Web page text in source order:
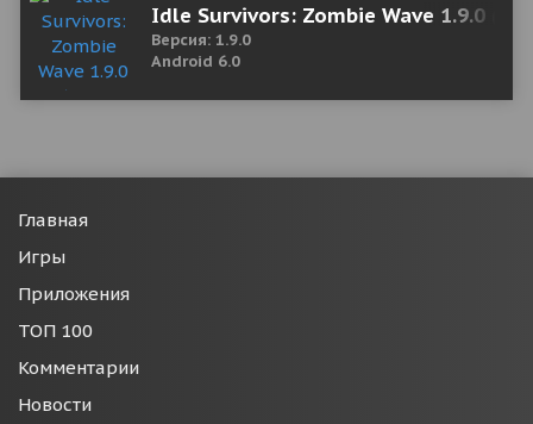
Idle Survivors: Zombie Wave 1.9.0
Версия: 1.9.0
Android 6.0
Главная
Игры
Приложения
ТОП 100
Комментарии
Новости